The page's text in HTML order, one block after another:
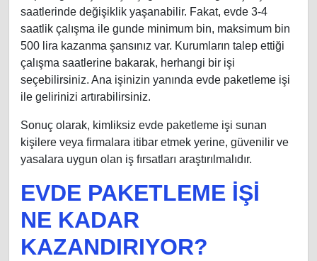
saatlerinde değişiklik yaşanabilir. Fakat, evde 3-4
saatlik çalışma ile gunde minimum bin, maksimum bin
500 lira kazanma şansınız var. Kurumların talep ettiği
çalışma saatlerine bakarak, herhangi bir işi
seçebilirsiniz. Ana işinizin yanında evde paketleme işi
ile gelirinizi artırabilirsiniz.
Sonuç olarak, kimliksiz evde paketleme işi sunan
kişilere veya firmalara itibar etmek yerine, güvenilir ve
yasalara uygun olan iş fırsatları araştırılmalıdır.
EVDE PAKETLEME İŞİ
NE KADAR
KAZANDIRIYOR?